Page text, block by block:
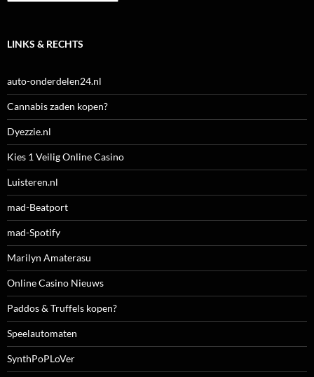
LINKS & RECHTS
auto-onderdelen24.nl
Cannabis zaden kopen?
Dyezzie.nl
Kies 1 Veilig Online Casino
Luisteren.nl
mad-Beatport
mad-Spotify
Marilyn Amaterasu
Online Casino Nieuws
Paddos & Truffels kopen?
Speelautomaten
SynthPoPLoVer